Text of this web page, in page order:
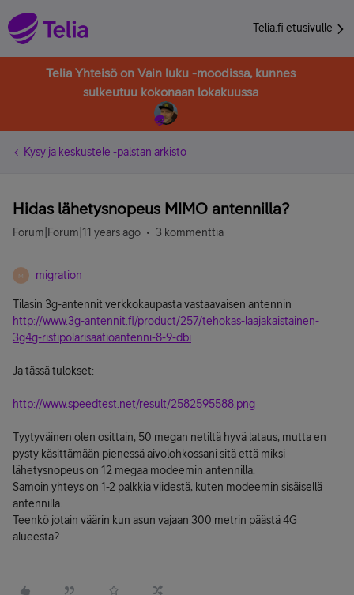
Telia.fi etusivulle
Telia Yhteisö on Vain luku -moodissa, kunnes
sulkeutuu kokonaan lokakuussa
Kysy ja keskustele -palstan arkisto
Hidas lähetysnopeus MIMO antennilla?
Forum|Forum|11 years ago 3 kommenttia
M migration
Tilasin 3g-antennit verkkokaupasta vastaavaisen antennin
http://www.3g-antennit.fi/product/257/tehokas-laajakaistainen-
3g4g-ristipolarisaatioantenni-8-9-dbi
Ja tässä tulokset:
http://www.speedtest.net/result/2582595588.png
Tyytyväinen olen osittain, 50 megan netiltä hyvä lataus, mutta en
pysty käsittämään pienessä aivolohkossani sitä että miksi
lähetysnopeus on 12 megaa modeemin antennilla.
Samoin yhteys on 1-2 palkkia viidestä, kuten modeemin sisäisellä
antennilla.
Teenkö jotain väärin kun asun vajaan 300 metrin päästä 4G
alueesta?